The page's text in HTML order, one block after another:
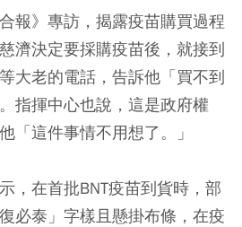
報》專訪，揭露疫苗購買過程
濟決定要採購疫苗後，就接到
大老的電話，告訴他「買不到
指揮中心也說，這是政府權
「這件事情不用想了。」
，在首批BNT疫苗到貨時，部
必泰」字樣且懸掛布條，在疫